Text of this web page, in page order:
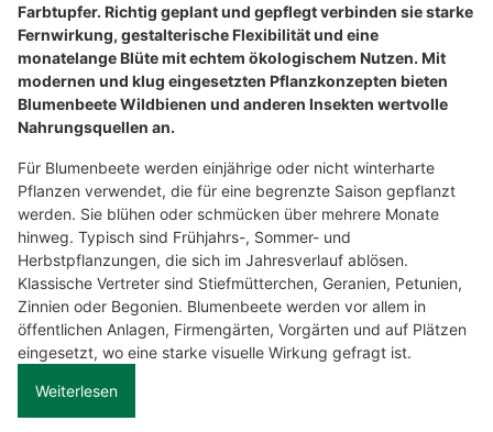
Farbtupfer. Richtig geplant und gepflegt verbinden sie starke
Fernwirkung, gestalterische Flexibilität und eine
monatelange Blüte mit echtem ökologischem Nutzen. Mit
modernen und klug eingesetzten Pflanzkonzepten bieten
Blumenbeete Wildbienen und anderen Insekten wertvolle
Nahrungsquellen an.
Für Blumenbeete werden einjährige oder nicht winterharte
Pflanzen verwendet, die für eine begrenzte Saison gepflanzt
werden. Sie blühen oder schmücken über mehrere Monate
hinweg. Typisch sind Frühjahrs-, Sommer- und
Herbstpflanzungen, die sich im Jahresverlauf ablösen.
Klassische Vertreter sind Stiefmütterchen, Geranien, Petunien,
Zinnien oder Begonien. Blumenbeete werden vor allem in
öffentlichen Anlagen, Firmengärten, Vorgärten und auf Plätzen
eingesetzt, wo eine starke visuelle Wirkung gefragt ist.
Weiterlesen